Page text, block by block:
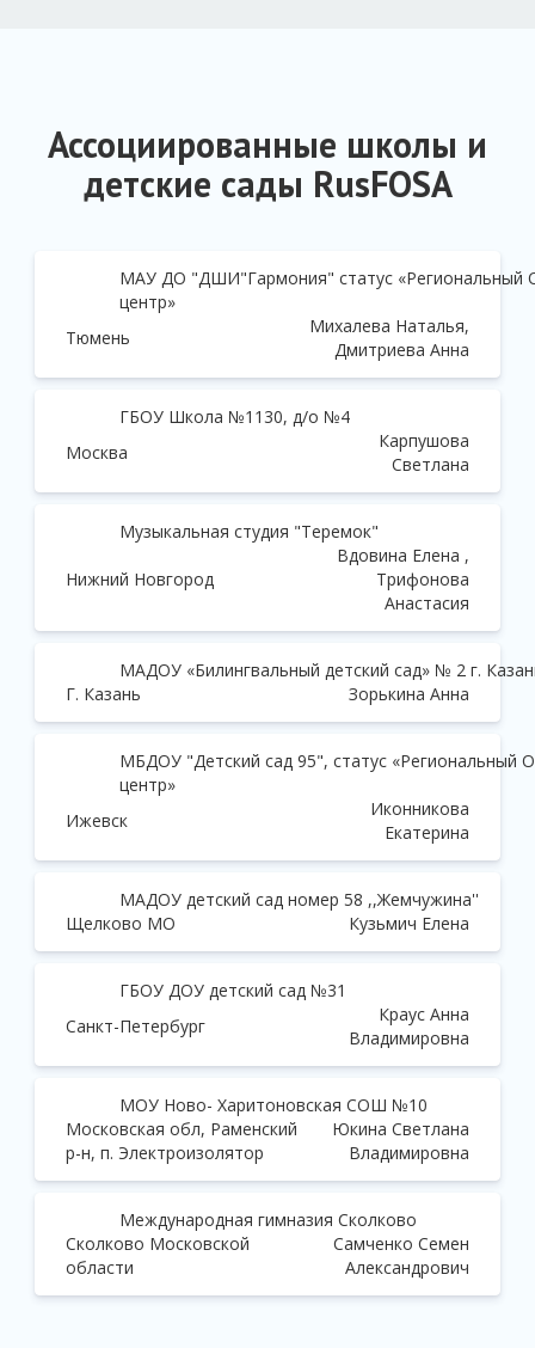
Ассоциированные школы и
детские сады RusFOSA
МАУ ДО "ДШИ"Гармония" статус «Региональный
центр»
Тюмень
Михалева Наталья,
Дмитриева Анна
ГБОУ Школа №1130, д/о №4
Москва
Карпушова
Светлана
Музыкальная студия "Теремок"
Нижний Новгород
Вдовина Елена ,
Трифонова
Анастасия
МАДОУ «Билингвальный детский сад» № 2 г.
Г. Казань
Зорькина Анна
МБДОУ "Детский сад 95", статус «Региональный
центр»
Ижевск
Иконникова
Екатерина
МАДОУ детский сад номер 58 ,,Жемчужина''
Щелково МО
Кузьмич Елена
ГБОУ ДОУ детский сад №31
Санкт-Петербург
Краус Анна
Владимировна
МОУ Ново- Харитоновская СОШ №10
Московская обл, Раменский
р-н, п. Электроизолятор
Юкина Светлана
Владимировна
Международная гимназия Сколково
Сколково Московской
области
Самченко Семен
Александрович